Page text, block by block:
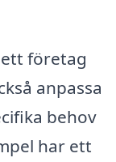
företag
anpassa
behov
har ett